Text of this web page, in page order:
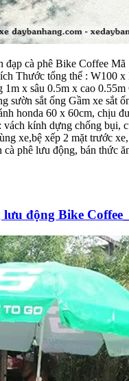
đạp cà phê Bike Coffee Mã
Thước tổng thể : W100 x
1m x sâu 0.5m x cao
sườn sắt ống Gầm xe sắt
honda 60 x 60cm, chịu
vách kính dựng chống bụi,
xe,bệ xếp 2 mặt trước
phê lưu động, bán thức
lưu động Bike